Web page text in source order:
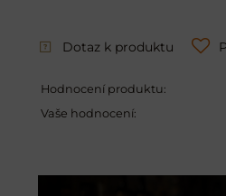
Dotaz k produktu
Hodnocení produktu:
Vaše hodnocení: